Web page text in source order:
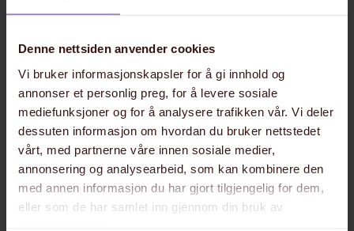
Denne nettsiden anvender cookies
Vi bruker informasjonskapsler for å gi innhold og
annonser et personlig preg, for å levere sosiale
mediefunksjoner og for å analysere trafikken vår. Vi deler
dessuten informasjon om hvordan du bruker nettstedet
vårt, med partnerne våre innen sosiale medier,
annonsering og analysearbeid, som kan kombinere den
med annen informasjon du har gjort tilgjengelig for dem,
eller som de har samlet inn gjennom din bruk av